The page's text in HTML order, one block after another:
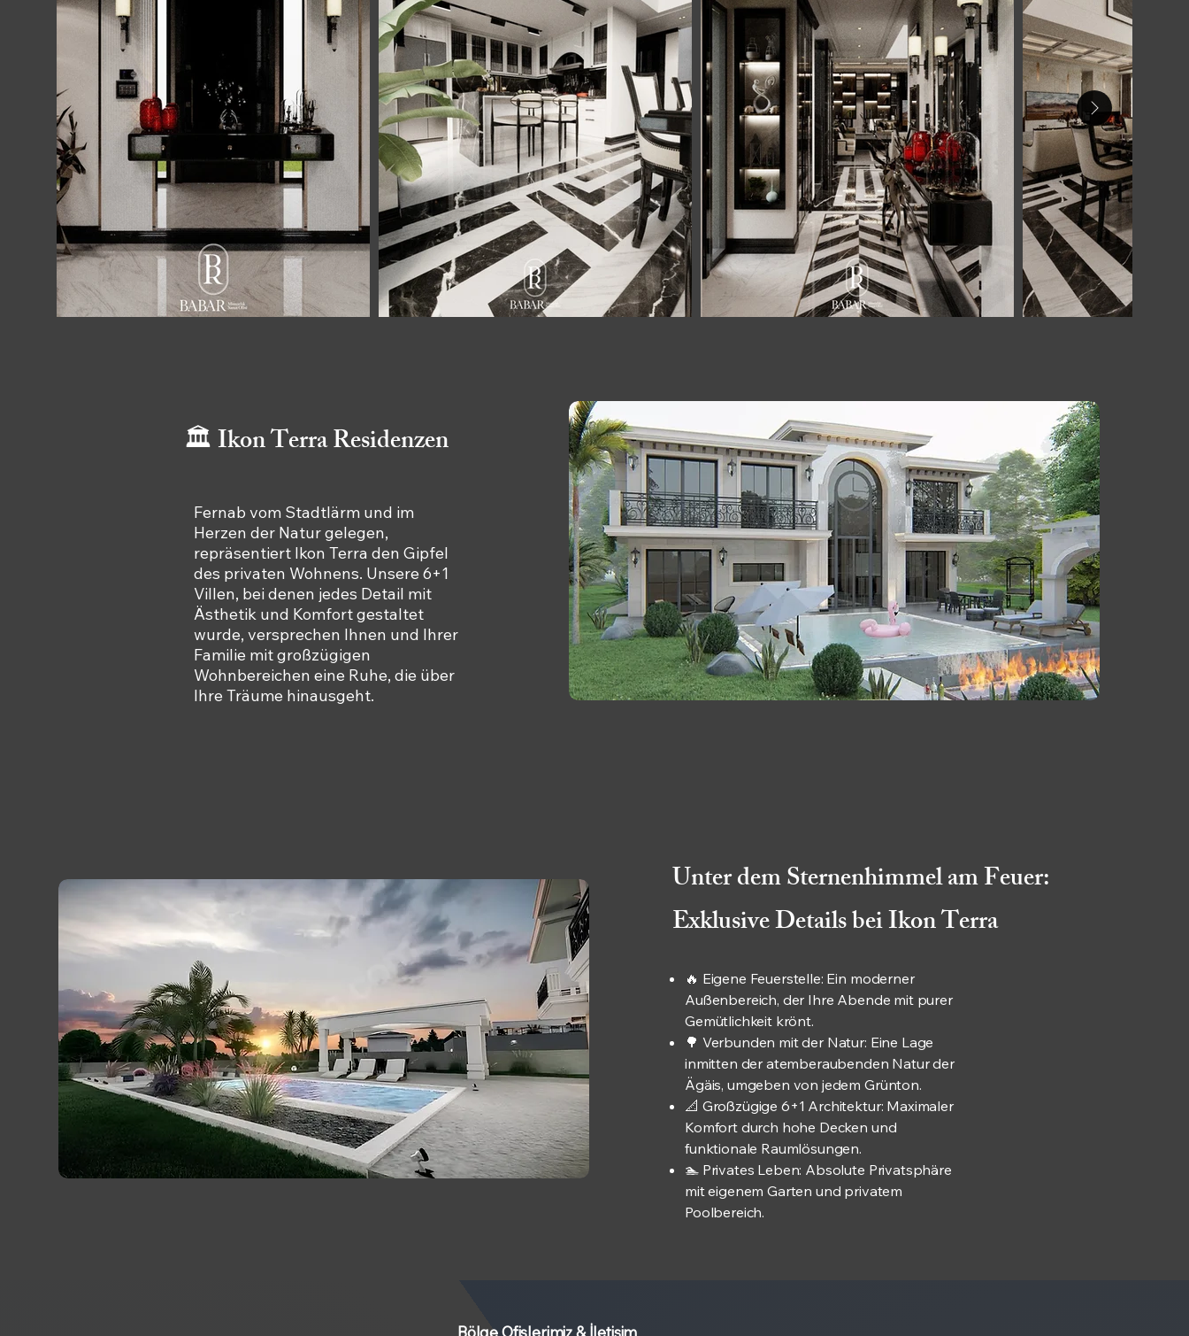
🏛️ Ikon Terra Residenzen
Fernab vom Stadtlärm und im
Herzen der Natur gelegen,
repräsentiert Ikon Terra den Gipfel
des privaten Wohnens. Unsere 6+1
Villen, bei denen jedes Detail mit
Ästhetik und Komfort gestaltet
wurde, versprechen Ihnen und Ihrer
Familie mit großzügigen
Wohnbereichen eine Ruhe, die über
Ihre Träume hinausgeht.
Unter dem Sternenhimmel am Feuer:
Exklusive Details bei Ikon Terra
🔥 Eigene Feuerstelle: Ein moderner
Außenbereich, der Ihre Abende mit purer
Gemütlichkeit krönt.
🌳 Verbunden mit der Natur: Eine Lage
inmitten der atemberaubenden Natur der
Ägäis, umgeben von jedem Grünton.
📐 Großzügige 6+1 Architektur: Maximaler
Komfort durch hohe Decken und
funktionale Raumlösungen.
🏊 Privates Leben: Absolute Privatsphäre
mit eigenem Garten und privatem
Poolbereich.
Bölge Ofislerimiz & İletişim